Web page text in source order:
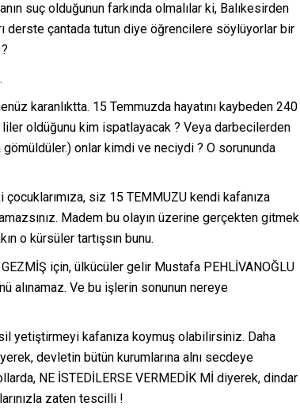
suç olduğunun farkında olmalılar ki, Balıkesirden
derste çantada tutun diye öğrencilere söylüyorlar bir
karanlıktta. 15 Temmuzda hayatını kaybeden 240
oldüğunu kim ispatlayacak ? Veya darbecilerden
onlar kimdi ve neciydi ? O sorununda
siz 15 TEMMUZU kendi kafanıza
Madem bu olayın üzerine gerçekten gitmek
o kürsüler tartışsın bunu.
için, ülkücüler gelir Mustafa PEHLİVANOĞLU
alınamaz. Ve bu işlerin sonunun nereye
yetiştirmeyi kafanıza koymuş olabilirsiniz. Daha
devletin bütün kurumlarına alnı secdeye
NE İSTEDİLERSE VERMEDİK Mİ diyerek, dindar
zaten tescilli !